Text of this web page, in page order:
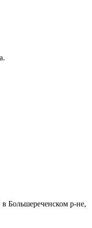
Большереченском р-не,